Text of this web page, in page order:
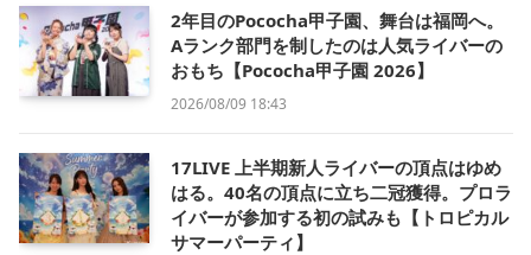
2年目のPococha甲子園、舞台は福岡へ。
Aランク部門を制したのは人気ライバーの
おもち【Pococha甲子園 2026】
2026/08/09 18:43
17LIVE 上半期新人ライバーの頂点はゆめ
はる。40名の頂点に立ち二冠獲得。プロラ
イバーが参加する初の試みも【トロピカル
サマーパーティ】